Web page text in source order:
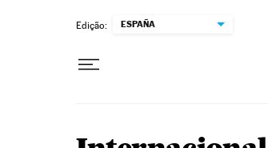
Edição: ESPAÑA